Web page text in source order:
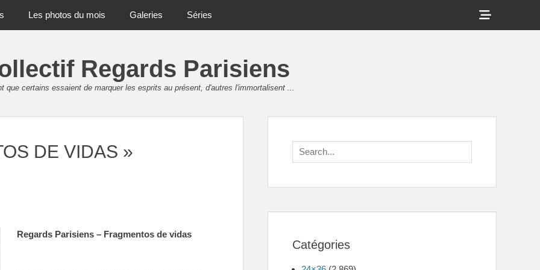
Les photos du mois Galeries Séries
Show
Header
Regards Parisiens
que certains essaient de marquer les esprits au présent, d'autres l'immortalisent ...
DE VIDAS »
Regards Parisiens – Fragmentos de vidas
Search
for:
Catégories